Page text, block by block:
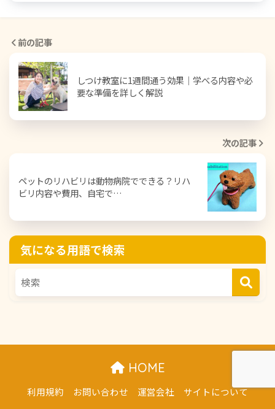
前の記事
しつけ教室に1週間通う効果｜学べる内容や必
要な準備を詳しく解説
次の記事
ペットのリハビリは動物病院でできる？リハ
ビリ内容や費用、自宅で…
気になる用語で検索
HOME
利用規約 お問い合わせ 運営会社
サイトについて